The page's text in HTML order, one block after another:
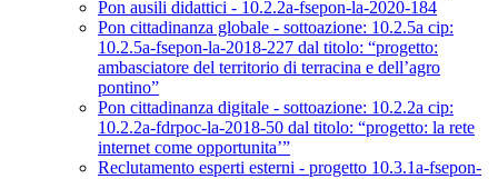
Pon ausili didattici - 10.2.2a-fsepon-la-2020-184
Pon cittadinanza globale - sottoazione: 10.2.5a cip:
10.2.5a-fsepon-la-2018-227 dal titolo: “progetto:
ambasciatore del territorio di terracina e dell’agro
pontino”
Pon cittadinanza digitale - sottoazione: 10.2.2a cip:
10.2.2a-fdrpoc-la-2018-50 dal titolo: “progetto: la rete
internet come opportunita’”
Reclutamento esperti esterni - progetto 10.3.1a-fsepon-